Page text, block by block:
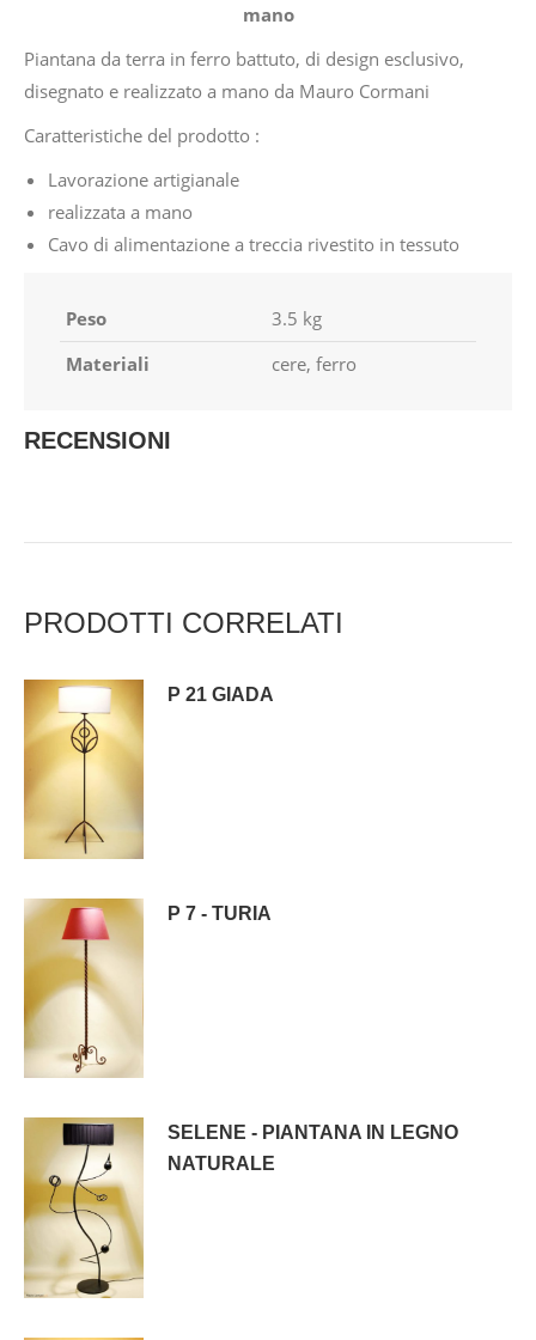
mano
Piantana da terra in ferro battuto, di design esclusivo,
disegnato e realizzato a mano da Mauro Cormani
Caratteristiche del prodotto :
Lavorazione artigianale
realizzata a mano
Cavo di alimentazione a treccia rivestito in tessuto
Peso
3.5 kg
Materiali
cere, ferro
RECENSIONI
PRODOTTI CORRELATI
P 21 GIADA
P 7 - TURIA
SELENE - PIANTANA IN LEGNO
NATURALE